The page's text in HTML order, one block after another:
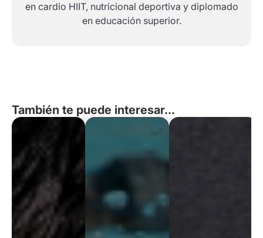
en cardio HIIT, nutricional deportiva y diplomado
en educación superior.
También te puede interesar...